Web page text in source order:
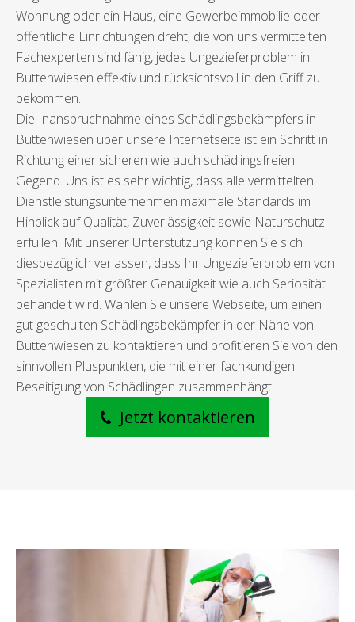
Wohnung oder ein Haus, eine Gewerbeimmobilie oder
öffentliche Einrichtungen dreht, die von uns vermittelten
Fachexperten sind fähig, jedes Ungezieferproblem in
Buttenwiesen effektiv und rücksichtsvoll in den Griff zu
bekommen.
Die Inanspruchnahme eines Schädlingsbekämpfers in
Buttenwiesen über unsere Internetseite ist ein Schritt in
Richtung einer sicheren wie auch schädlingsfreien
Gegend. Uns ist es sehr wichtig, dass alle vermittelten
Dienstleistungsunternehmen maximale Standards im
Hinblick auf Qualität, Zuverlässigkeit sowie Naturschutz
erfüllen. Mit unserer Unterstützung können Sie sich
diesbezüglich verlassen, dass Ihr Ungezieferproblem von
Spezialisten mit größter Genauigkeit wie auch Seriosität
behandelt wird. Wählen Sie unsere Webseite, um einen
gut geschulten Schädlingsbekämpfer in der Nähe von
Buttenwiesen zu kontaktieren und profitieren Sie von den
sinnvollen Pluspunkten, die mit einer fachkundigen
Beseitigung von Schädlingen zusammenhängt.
Jetzt kontaktieren